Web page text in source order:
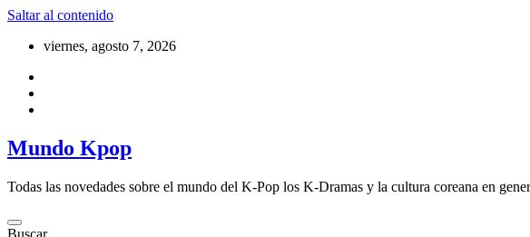
Saltar al contenido
viernes, agosto 7, 2026
Mundo Kpop
Todas las novedades sobre el mundo del K-Pop los K-Dramas y la cultura coreana en
Buscar